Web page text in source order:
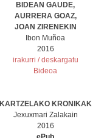
BIDEAN GAUDE,
AURRERA GOAZ,
JOAN ZIRENEKIN
Ibon Muñoa
2016
irakurri / deskargatu
Bideoa
KARTZELAKO KRONIKAK
Jexuxmari Zalakain
2016